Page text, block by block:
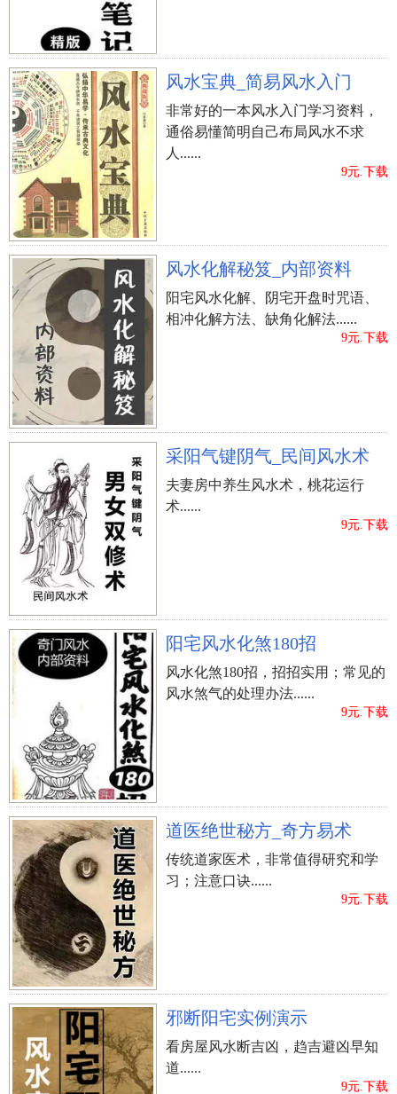
风水宝典_简易风水入门
非常好的一本风水入门学习资料，
通俗易懂简明自己布局风水不求
人......
9元.下载
风水化解秘笈_内部资料
阳宅风水化解、阴宅开盘时咒语、
相冲化解方法、缺角化解法......
9元.下载
采阳气键阴气_民间风水术
夫妻房中养生风水术，桃花运行
术......
9元.下载
阳宅风水化煞180招
风水化煞180招，招招实用；常见的
风水煞气的处理办法......
9元.下载
道医绝世秘方_奇方易术
传统道家医术，非常值得研究和学
习；注意口诀......
9元.下载
邪断阳宅实例演示
看房屋风水断吉凶，趋吉避凶早知
道......
9元.下载